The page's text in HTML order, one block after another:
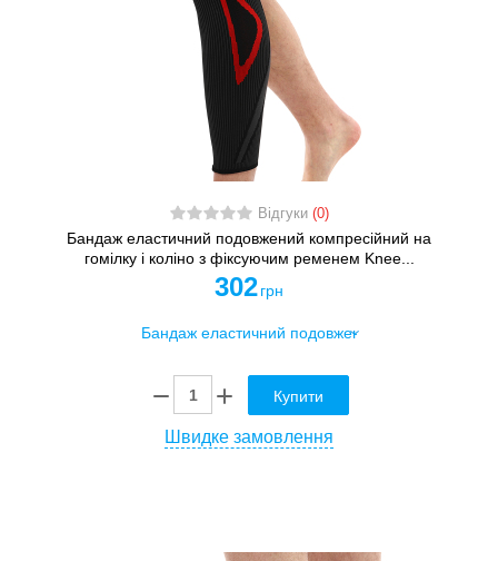
Відгуки (0)
Бандаж еластичний подовжений компресійний на
гомілку і коліно з фіксуючим ременем Knee...
302 грн
Купити
Швидке замовлення